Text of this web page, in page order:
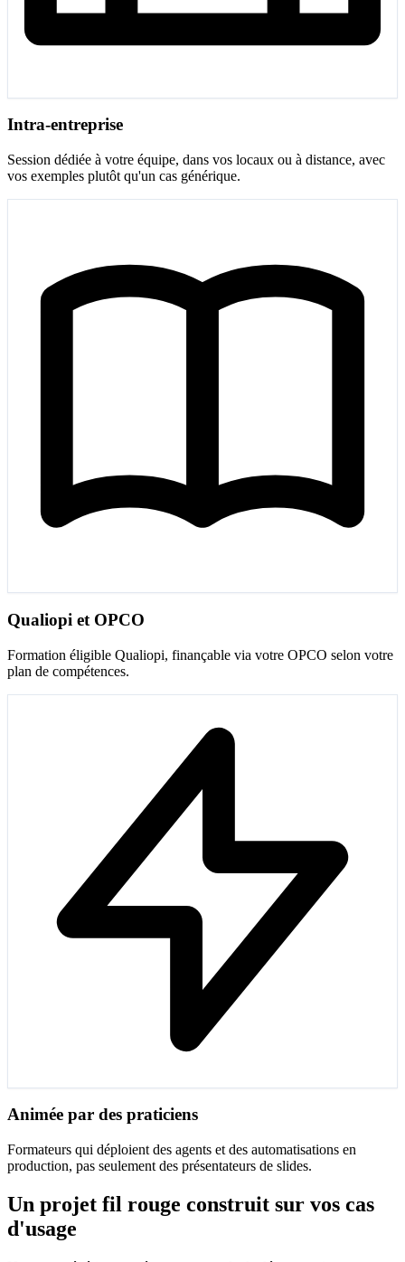
Intra-entreprise
Session dédiée à votre équipe, dans vos locaux ou à distance, avec
vos exemples plutôt qu'un cas générique.
Qualiopi et OPCO
Formation éligible Qualiopi, finançable via votre OPCO selon votre
plan de compétences.
Animée par des praticiens
Formateurs qui déploient des agents et des automatisations en
production, pas seulement des présentateurs de slides.
Un projet fil rouge construit sur vos cas
d'usage